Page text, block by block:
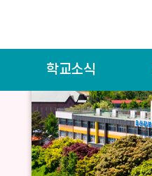
학교소식